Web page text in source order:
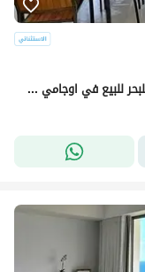
فيلا OneStory بخصم 30% صف اول خطوتين للبحر للبيع في اوجامي سوديك ogami sodic north coast راس الحكمه بجوار فوكا باى وماونتن فيو ولافيستا